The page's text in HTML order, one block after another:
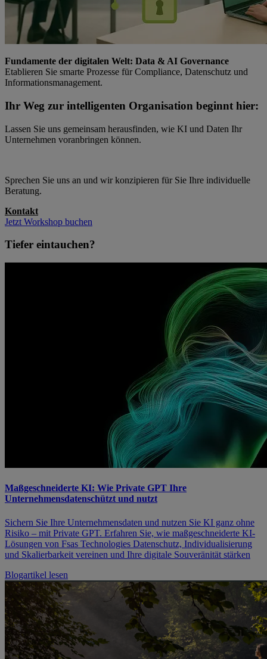
Fundamente der digitalen Welt: Data & AI Governance
Etablieren Sie smarte Prozesse für Compliance, Datenschutz und
Informationsmanagement.
Ihr Weg zur intelligenten Organisation beginnt hier:
Lassen Sie uns gemeinsam herausfinden, wie KI und Daten Ihr
Unternehmen voranbringen können.
Sprechen Sie uns an und wir konzipieren für Sie Ihre individuelle
Beratung.
Kontakt
Jetzt Workshop buchen
Tiefer eintauchen?
Maßgeschneiderte KI: Wie Private GPT Ihre
Unternehmensdatenschützt und nutzt
Sichern Sie Ihre Unternehmensdaten und nutzen Sie KI ganz ohne
Risiko – mit Private GPT. Erfahren Sie, wie maßgeschneiderte KI-
Lösungen von Fsas Technologies Datenschutz, Individualisierung
und Skalierbarkeit vereinen und Ihre digitale Souveränität stärken
Blogartikel lesen